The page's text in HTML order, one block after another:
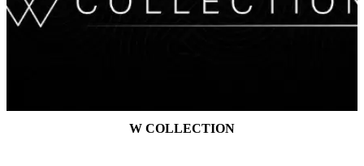
W COLLECTION